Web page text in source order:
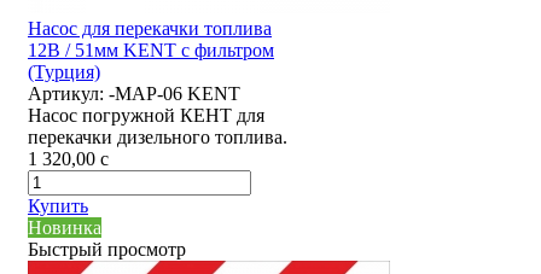
Насос для перекачки топлива
12В / 51мм KENT с фильтром
(Турция)
Артикул: -MAP-06 KENT
Насос погружной КЕНТ для
перекачки дизельного топлива.
1 320,00 c
Купить
Новинка
Быстрый просмотр